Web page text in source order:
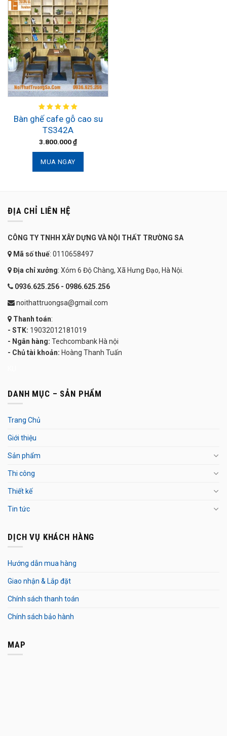
Bàn ghế cafe gỗ cao su
TS342A
3.800.000₫
MUA NGAY
ĐỊA CHỈ LIÊN HỆ
CÔNG TY TNHH XÂY DỰNG VÀ NỘI THẤT TRƯỜNG SA
Mã số thuế: 0110658497
Địa chỉ xưởng: Xóm 6 Độ Chàng, Xã Hưng Đạo, Hà Nội.
0936.625.256 - 0986.625.256
noithattruongsa@gmail.com
Thanh toán:
- STK: 19032012181019
- Ngân hàng: Techcombank Hà nội
- Chủ tài khoản: Hoàng Thanh Tuấn
DANH MỤC – SẢN PHẨM
Trang Chủ
Giới thiệu
Sản phẩm
Thi công
Thiết kế
Tin tức
DỊCH VỤ KHÁCH HÀNG
Hướng dẫn mua hàng
Giao nhận & Lắp đặt
Chính sách thanh toán
Chính sách bảo hành
MAP